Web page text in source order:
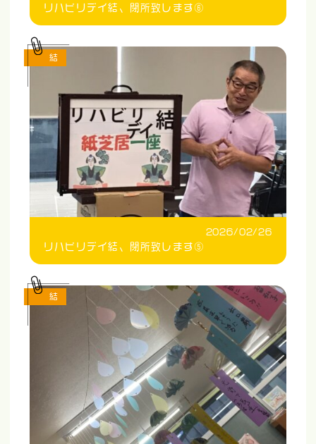
リハビリデイ結、閉所致します⑥
2026/02/26
リハビリデイ結、閉所致します⑤
結
結